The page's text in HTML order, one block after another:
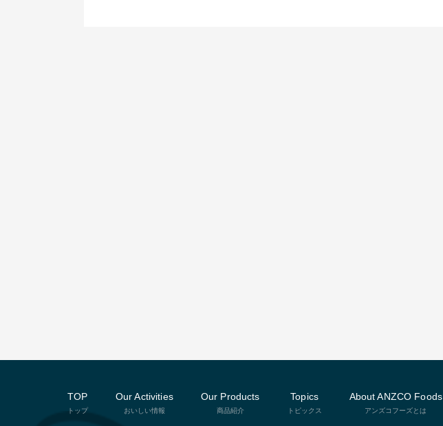
TOP
トップ
Our Activities
おいしい情報
Our Products
商品紹介
Topics
トピックス
About ANZCO Foods
アンズコフーズとは